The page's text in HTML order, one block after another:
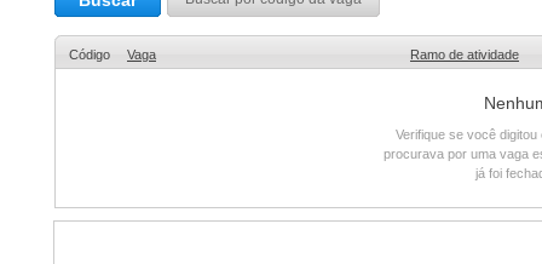
Código Vaga Ramo de atividade
Verifique se você
procurava por uma vaga
já foi